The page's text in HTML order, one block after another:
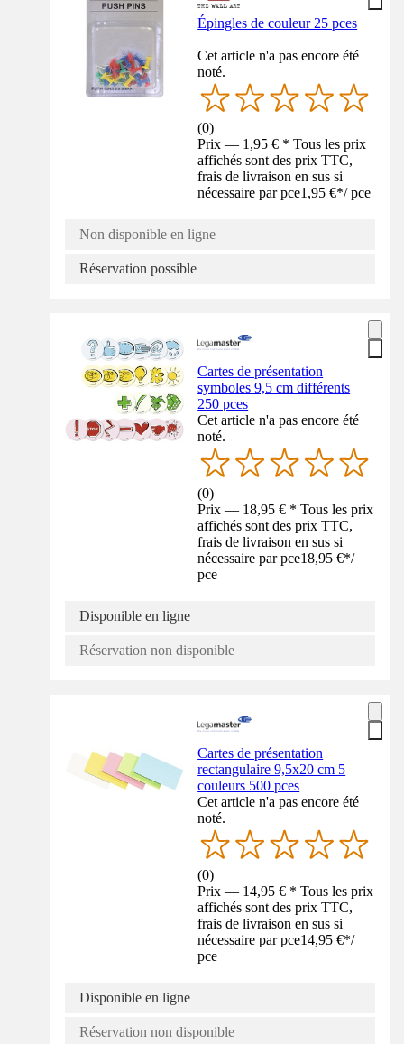
Épingles de couleur 25 pces
Cet article n'a pas encore été
noté.
(0)
Prix — 1,95 € * Tous les prix
affichés sont des prix TTC,
frais de livraison en sus si
nécessaire par pce1,95 €*/ pce
Non disponible en ligne
Réservation possible
Cartes de présentation
symboles 9,5 cm différents
250 pces
Cet article n'a pas encore été
noté.
(0)
Prix — 18,95 € * Tous les prix
affichés sont des prix TTC,
frais de livraison en sus si
nécessaire par pce18,95 €*/
pce
Disponible en ligne
Réservation non disponible
Cartes de présentation
rectangulaire 9,5x20 cm 5
couleurs 500 pces
Cet article n'a pas encore été
noté.
(0)
Prix — 14,95 € * Tous les prix
affichés sont des prix TTC,
frais de livraison en sus si
nécessaire par pce14,95 €*/
pce
Disponible en ligne
Réservation non disponible